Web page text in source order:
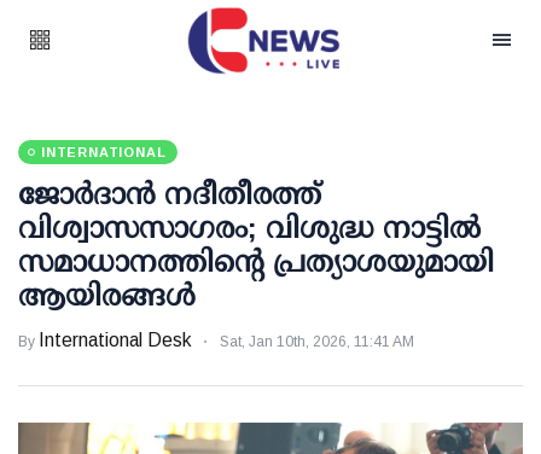
INTERNATIONAL
ജോർദാൻ നദീതീരത്ത്
വിശ്വാസസാഗരം; വിശുദ്ധ നാട്ടിൽ
സമാധാനത്തിന്റെ പ്രത്യാശയുമായി
ആയിരങ്ങൾ
By International Desk Sat, Jan 10th, 2026, 11:41 AM